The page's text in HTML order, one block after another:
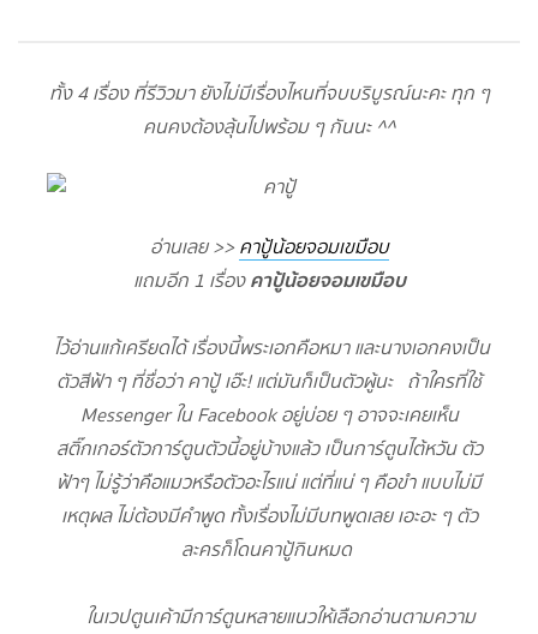
ทั้ง 4 เรื่อง ที่รีวิวมา ยังไม่มีเรื่องไหนที่จบบริบูรณ์นะคะ ทุก ๆ
คนคงต้องลุ้นไปพร้อม ๆ กันนะ ^^
อ่านเลย >>คาปู้น้อยจอมเขมือบ
แถมอีก 1 เรื่องคาปู้น้อยจอมเขมือบ
ไว้อ่านแก้เครียดได้ เรื่องนี้พระเอกคือหมา และนางเอกคงเป็น
ตัวสีฟ้า ๆ ที่ชื่อว่า คาปู้ เอ๊ะ! แต่มันก็เป็นตัวผู้นะ ถ้าใครที่ใช้
Messenger ใน Facebook อยู่บ่อย ๆ อาจจะเคยเห็น
สติ๊กเกอร์ตัวการ์ตูนตัวนี้อยู่บ้างแล้ว เป็นการ์ตูนไต้หวัน ตัว
ฟ้าๆ ไม่รู้ว่าคือแมวหรือตัวอะไรแน่ แต่ที่แน่ ๆ คือขำ แบบไม่มี
เหตุผล ไม่ต้องมีคำพูด ทั้งเรื่องไม่มีบทพูดเลย เอะอะ ๆ ตัว
ละครก็โดนคาปู้กินหมด
ในเวปตูนเค้ามีการ์ตูนหลายแนวให้เลือกอ่านตามความ